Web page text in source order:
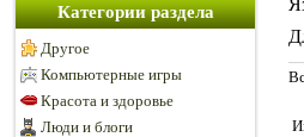
Категории раздела
Другое
Компьютерные игры
Красота и здоровье
Люди и блоги